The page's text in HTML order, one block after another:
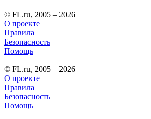
© FL.ru, 2005 – 2026
О проекте
Правила
Безопасность
Помощь
© FL.ru, 2005 – 2026
О проекте
Правила
Безопасность
Помощь